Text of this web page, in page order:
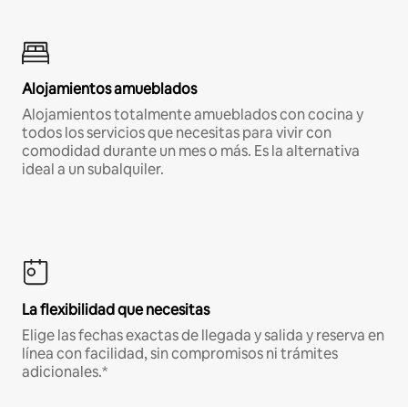
Alojamientos amueblados
Alojamientos totalmente amueblados con cocina y
todos los servicios que necesitas para vivir con
comodidad durante un mes o más. Es la alternativa
ideal a un subalquiler.
La flexibilidad que necesitas
Elige las fechas exactas de llegada y salida y reserva en
línea con facilidad, sin compromisos ni trámites
adicionales.*